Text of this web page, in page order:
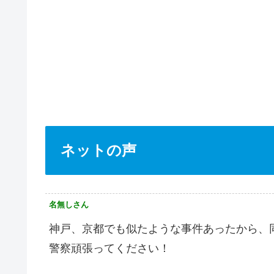
ネットの声
名無しさん
神戸、京都でも似たような事件あったから、
警察頑張ってください！